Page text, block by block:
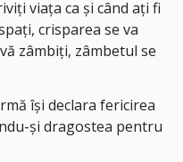
viața ca și când ați fi
crisparea se va
zâmbiți, zâmbetul se
își declara fericirea
și dragostea pentru